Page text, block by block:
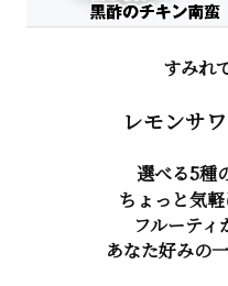
すみれ
レモンサ
選べる5種
ちょっと気軽
フルーテ
あなた好みの